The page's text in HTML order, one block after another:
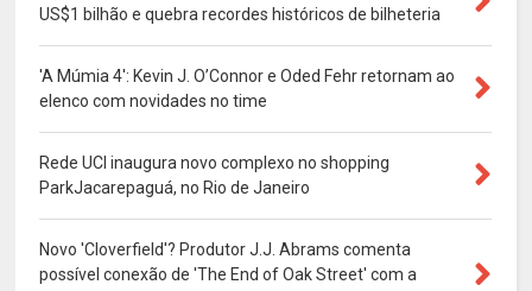
US$1 bilhão e quebra recordes históricos de bilheteria
'A Múmia 4': Kevin J. O’Connor e Oded Fehr retornam ao
elenco com novidades no time
Rede UCI inaugura novo complexo no shopping
ParkJacarepaguá, no Rio de Janeiro
Novo 'Cloverfield'? Produtor J.J. Abrams comenta
possível conexão de 'The End of Oak Street' com a